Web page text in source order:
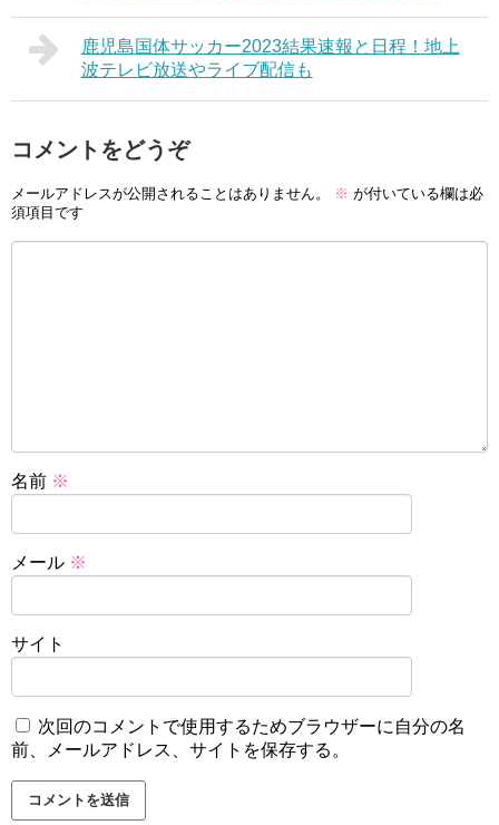
鹿児島国体サッカー2023結果速報と日程！地上
波テレビ放送やライブ配信も
コメントをどうぞ
メールアドレスが公開されることはありません。 ※ が付いている欄は必
須項目です
名前 ※
メール ※
サイト
次回のコメントで使用するためブラウザーに自分の名
前、メールアドレス、サイトを保存する。